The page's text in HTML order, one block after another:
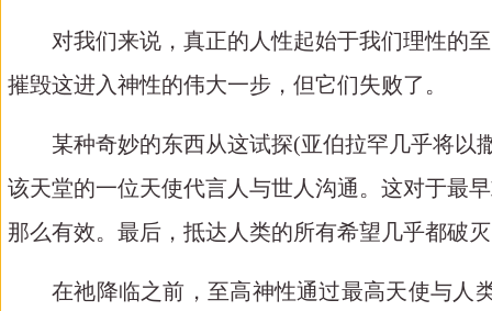
对我们来说，真正的人性起始于我们理性的
摧毁这进入神性的伟大一步，但它们失败了。
某种奇妙的东西从这试探(亚伯拉罕几乎将以
该天堂的一位天使代言人与世人沟通。这对于最
那么有效。最后，抵达人类的所有希望几乎都破
在祂降临之前，至高神性通过最高天使与人